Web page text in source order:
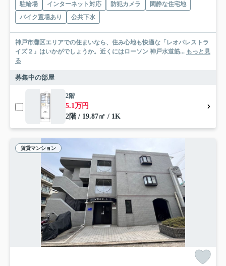
駐輪場 インターネット対応 防犯カメラ
閑静な住宅地
バイク置場あり
公共下水
神戸市灘区エリアでの住まいなら、住み心地も快適な「レオパレストラ
イズ２」はいかがでしょうか。近くにはローソン 神戸水道筋... もっと見
る
募集中の部屋
2階
5.1万円
2階 / 19.87㎡ / 1K
賃貸マンション